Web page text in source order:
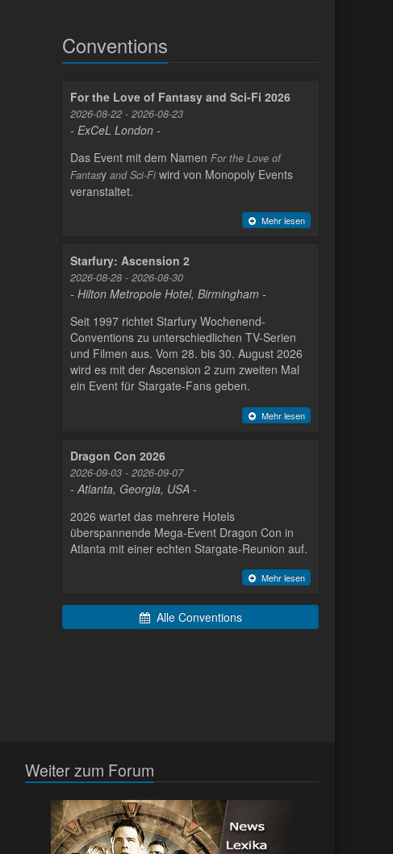
Conventions
For the Love of Fantasy and Sci-Fi 2026
2026-08-22 - 2026-08-23
- ExCeL London -
Das Event mit dem Namen For the Love of
Fantasy and Sci-Fi wird von Monopoly Events
veranstaltet.
Mehr lesen
Starfury: Ascension 2
2026-08-28 - 2026-08-30
- Hilton Metropole Hotel, Birmingham -
Seit 1997 richtet Starfury Wochenend-
Conventions zu unterschiedlichen TV-Serien
und Filmen aus. Vom 28. bis 30. August 2026
wird es mit der Ascension 2 zum zweiten Mal
ein Event für Stargate-Fans geben.
Mehr lesen
Dragon Con 2026
2026-09-03 - 2026-09-07
- Atlanta, Georgia, USA -
2026 wartet das mehrere Hotels
überspannende Mega-Event Dragon Con in
Atlanta mit einer echten Stargate-Reunion auf.
Mehr lesen
Alle Conventions
Weiter zum Forum